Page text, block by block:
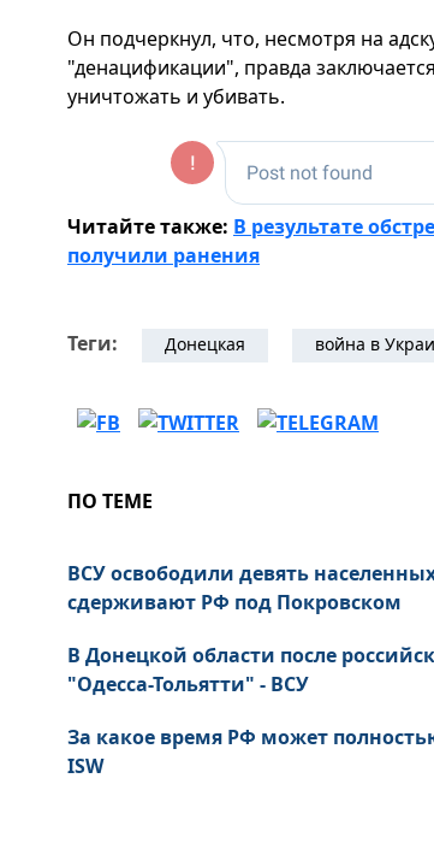
Он подчеркнул, что, несмотря на
"денацификации", правда
уничтожать и убивать.
Читайте также: В результате
получили ранения
Теги: Донецкая война в
ПО ТЕМЕ
ВСУ освободили девять
сдерживают РФ под Покровском
В Донецкой области после
"Одесса-Тольятти" - ВСУ
За какое время РФ может
ISW